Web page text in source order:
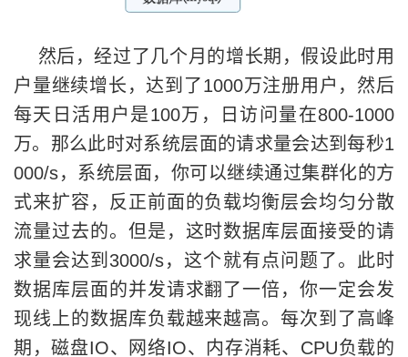
然后，经过了几个月的增长期，假设此时用
户量继续增长，达到了1000万注册用户，然后
每天日活用户是100万，日访问量在800-1000
万。那么此时对系统层面的请求量会达到每秒1
000/s，系统层面，你可以继续通过集群化的方
式来扩容，反正前面的负载均衡层会均匀分散
流量过去的。但是，这时数据库层面接受的请
求量会达到3000/s，这个就有点问题了。此时
数据库层面的并发请求翻了一倍，你一定会发
现线上的数据库负载越来越高。每次到了高峰
期，磁盘IO、网络IO、内存消耗、CPU负载的